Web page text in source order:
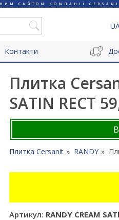
САЙТОМ КОМПАНІЇ
Контакти
Плитка
SATIN RECT
Плитка Cersanit RANDY
Артикул: RANDY CREAM